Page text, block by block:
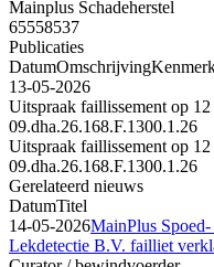
Mainplus Schadeherstel
65558537
Publicaties
DatumOmschrijving
13-05-2026
Uitspraak faillissement op
09.dha.26.168.F.1300.1.26
Uitspraak faillissement op
09.dha.26.168.F.1300.1.26
Gerelateerd nieuws
DatumTitel
14-05-2026MainPlus
Lekdetectie B.V. failliet